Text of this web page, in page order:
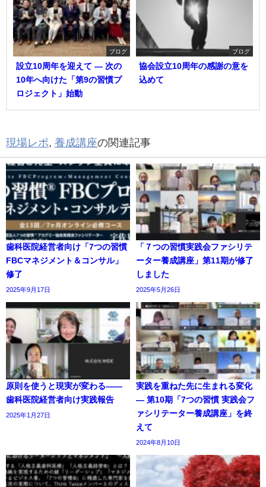
ブログ
設立10周年を迎えて ― 次の
10年へ向けた「第9の習慣プ
ロジェクト」始動
ブログ
協会設立10周年の感謝の意を
込めて
現場レポ, 養成講座の関連記事
歯科医院経営者向け「7つの習慣
FBCマネジメント＆コンサル」
修了
2025年9月17日
「７つの習慣実践会ファシリテ
ーター養成講座」第11期が修了
しました
2025年5月26日
原則を使うと現実が変わる――
歯科医院経営者向け実践報告
2025年1月27日
実践を重ねた先に生まれる変化
― 第10期「7つの習慣 実践会フ
ァシリテーター養成講座」を終
えて
2024年8月10日